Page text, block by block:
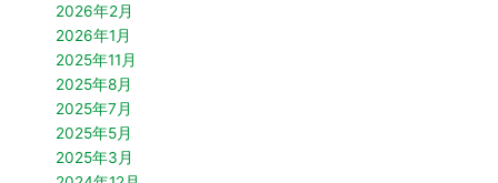
2026年2月
2026年1月
2025年11月
2025年8月
2025年7月
2025年5月
2025年3月